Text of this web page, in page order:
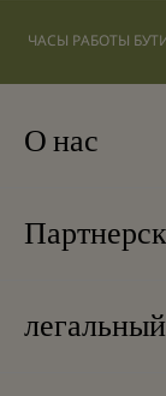
ЧАСЫ РАБОТЫ
О нас
Связаться с нами
Групповое
легальный